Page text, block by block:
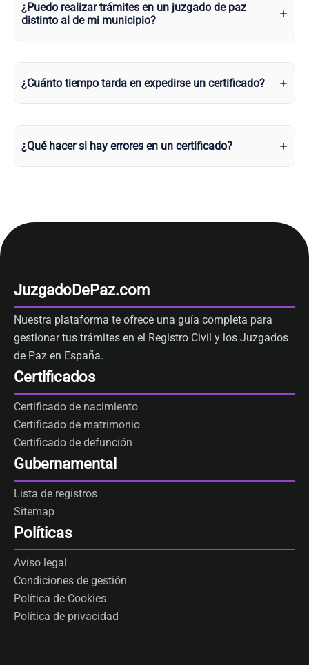
¿Puedo realizar trámites en un juzgado de paz
distinto al de mi municipio?
¿Cuánto tiempo tarda en expedirse un certificado?
¿Qué hacer si hay errores en un certificado?
JuzgadoDePaz.com
Nuestra plataforma te ofrece una guía completa para
gestionar tus trámites en el Registro Civil y los Juzgados
de Paz en España.
Certificados
Certificado de nacimiento
Certificado de matrimonio
Certificado de defunción
Gubernamental
Lista de registros
Sitemap
Políticas
Aviso legal
Condiciones de gestión
Política de Cookies
Política de privacidad